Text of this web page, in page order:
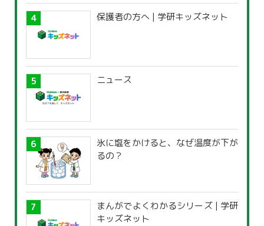
保護者の方へ | 学研キッズネット
ニュース
氷に塩をかけると、なぜ温度が下が
るの？
まんがでよくわかるシリーズ | 学研
キッズネット